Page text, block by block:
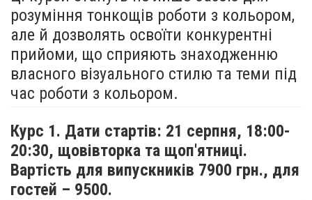
розуміння тонкощів роботи з кольором,
але й дозволять освоїти конкурентні
прийоми, що сприяють знаходженню
власного візуального стилю та теми під
час роботи з кольором.
Курс 1. Дати стартів: 21 серпня, 18:00-
20:30, щовівторка та щоп'ятниці.
Вартість для випускників 7900 грн., для
гостей – 9500.